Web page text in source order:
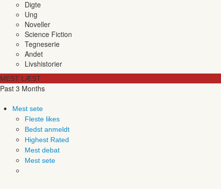
Digte
Ung
Noveller
Science Fiction
Tegneserie
Andet
Livshistorier
MEST LÆST
Past 3 Months
Mest sete
Fleste likes
Bedst anmeldt
Highest Rated
Mest debat
Mest sete